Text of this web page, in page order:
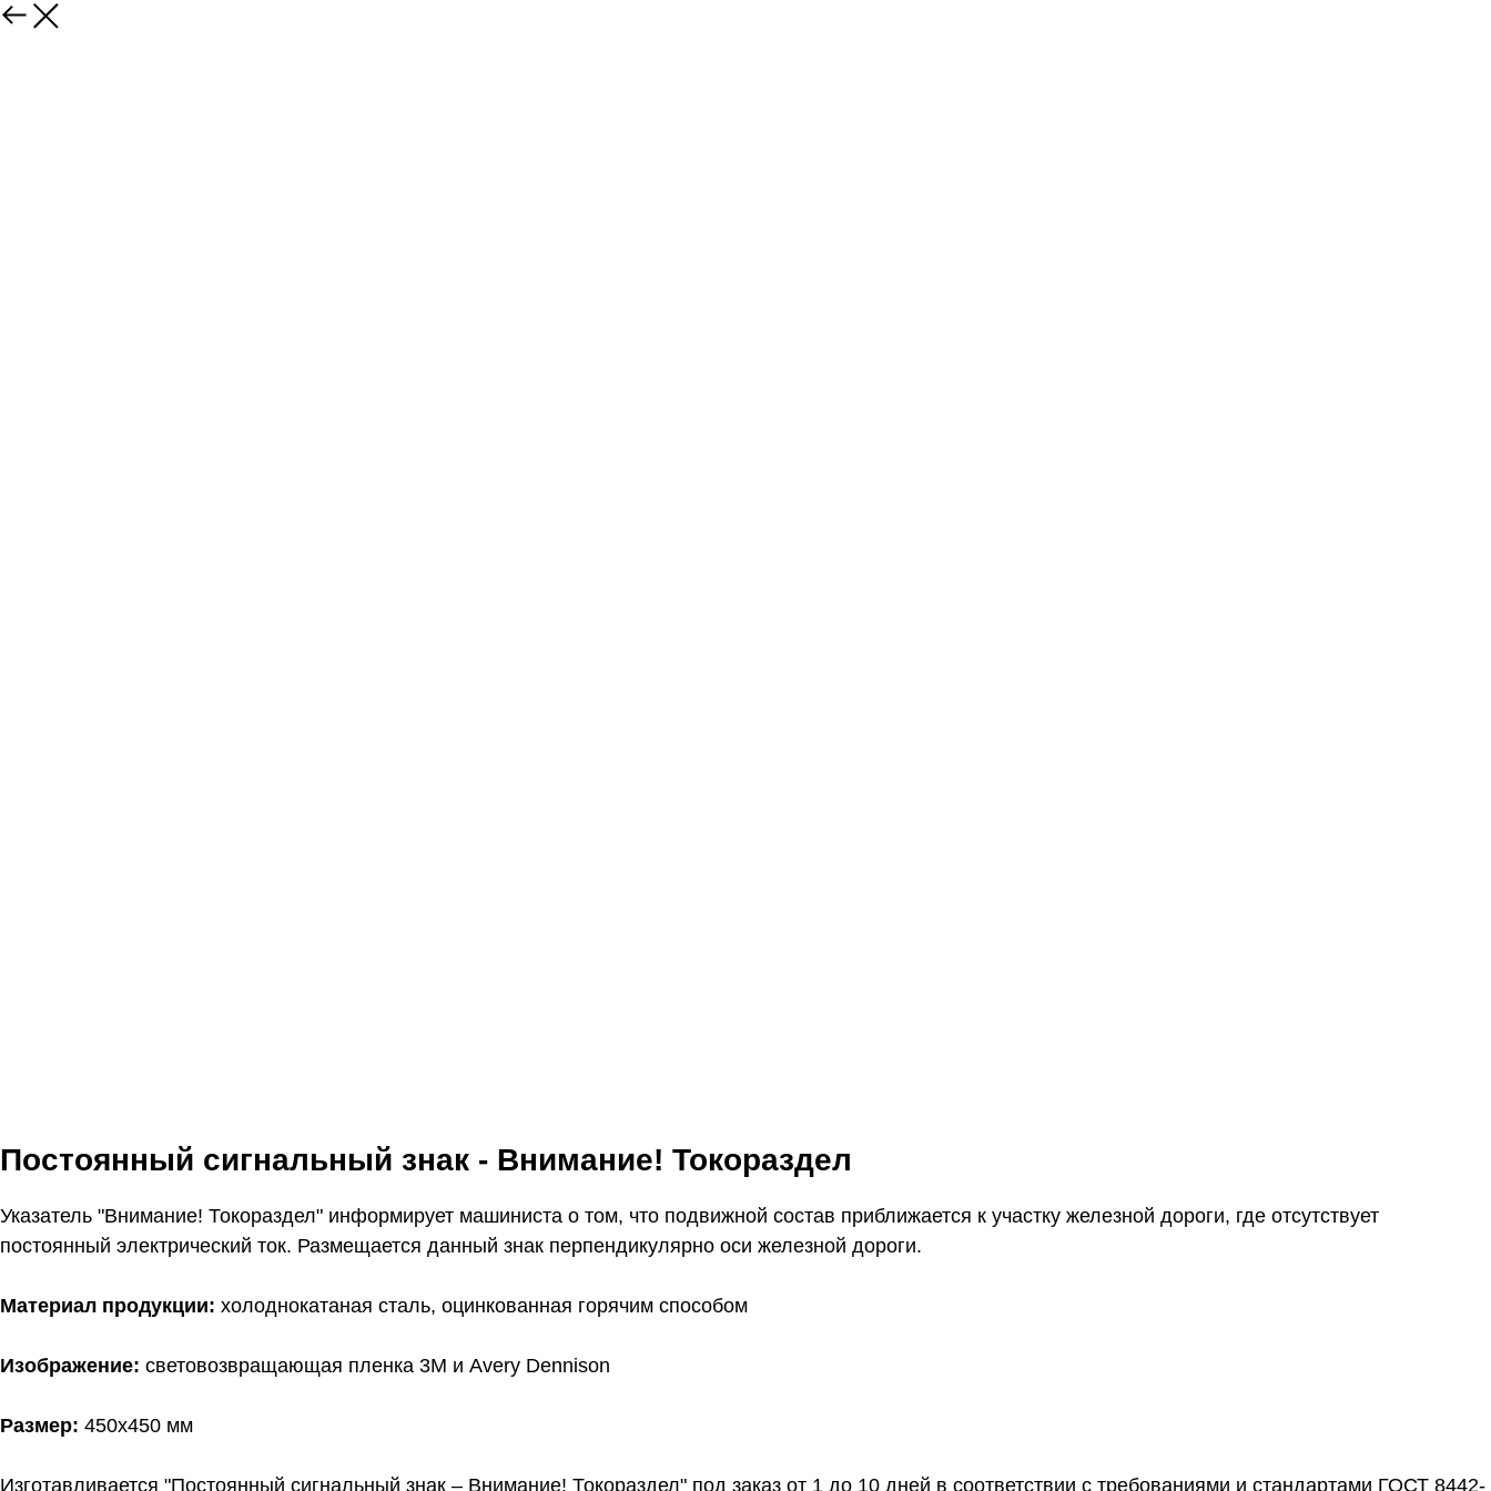
Постоянный сигнальный знак - Внимание! Токораздел
Указатель "Внимание! Токораздел" информирует машиниста о том, что подвижной состав приближается к участку железной дороги, где отсутствует
постоянный электрический ток. Размещается данный знак перпендикулярно оси железной дороги.
Материал продукции: холоднокатаная сталь, оцинкованная горячим способом
Изображение: световозвращающая пленка 3M и Avery Dennison
Размер: 450х450 мм
Изготавливается "Постоянный сигнальный знак – Внимание! Токораздел" под заказ от 1 до 10 дней в соответствии с требованиями и стандартами ГОСТ 8442-